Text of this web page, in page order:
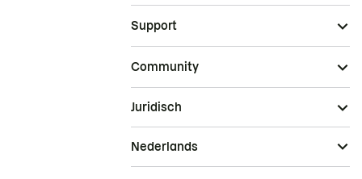
Support
Community
Juridisch
Nederlands